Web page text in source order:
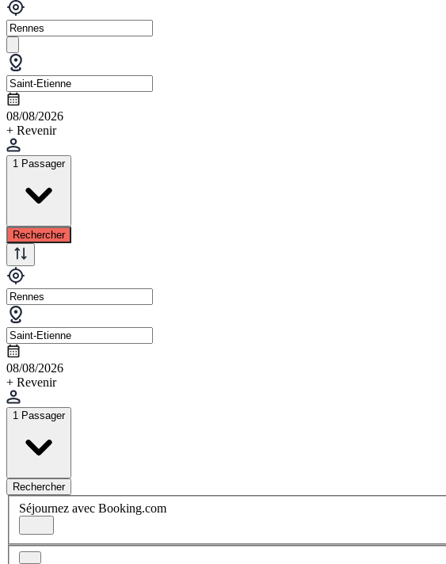
08/08/2026
+ Revenir
1 Passager
Rechercher
08/08/2026
+ Revenir
1 Passager
Rechercher
Séjournez avec Booking.com